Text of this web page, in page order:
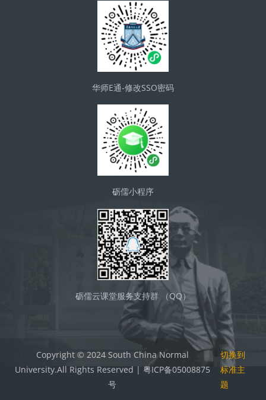
华师E通-修改SSO密码
砺儒小程序
砺儒云课堂服务支持群 （QQ）
Copyright © 2024 South China Normal
University.All Rights Reserved | 粤ICP备05008875
号
切换到
标准主
题